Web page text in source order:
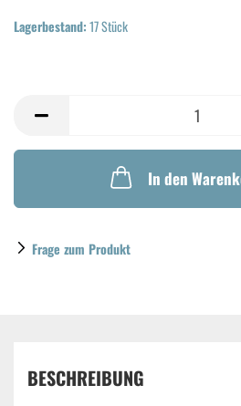
Lagerbestand:17Stück
In den
Frage zum Produkt
BESCHREIBUNG